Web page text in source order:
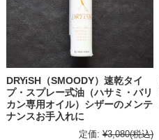
DRYiSH（SMOODY）速乾タイ
プ・スプレー式油（ハサミ・バリ
カン専用オイル）シザーのメンテ
ナンスお手入れに
定価: ¥3,080(税込)